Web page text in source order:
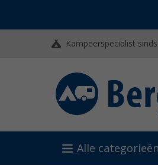
Kampeerspecialist
Alle categorieën